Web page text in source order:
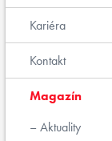
Kariéra
Kontakt
Magazín
Aktuality